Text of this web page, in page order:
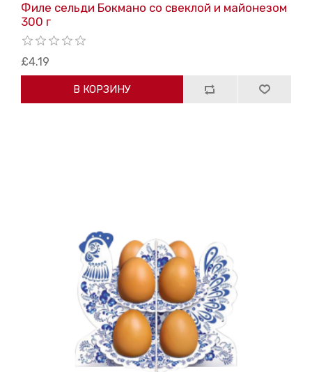
Филе сельди Бокмано со свеклой и майонезом
300 г
£4.19
В КОРЗИНУ